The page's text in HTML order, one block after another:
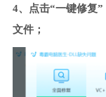
4、点击“一键修复
文件；